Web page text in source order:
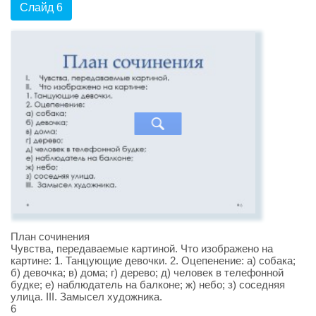
Слайд 6
План сочинения
Чувства, передаваемые картиной. Что изображено на
картине: 1. Танцующие девочки. 2. Оцепенение: а) собака;
б) девочка; в) дома; г) дерево; д) человек в телефонной
будке; е) наблюдатель на балконе; ж) небо; з) соседняя
улица. III. Замысел художника.
6